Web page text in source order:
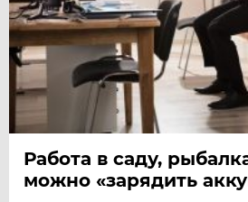
Работа в саду,
можно «зарядить